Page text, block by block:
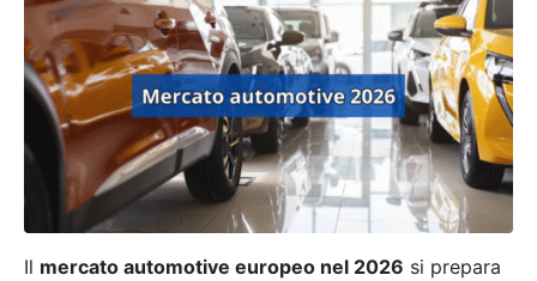
Il mercato automotive europeo nel 2026 si prepara